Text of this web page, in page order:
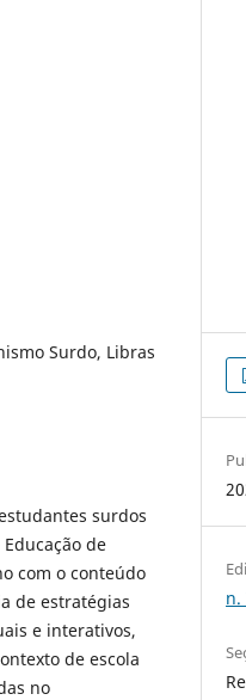
Surdo, Libras
surdos
de
com o conteúdo
de estratégias
e interativos,
de escola
no
n.